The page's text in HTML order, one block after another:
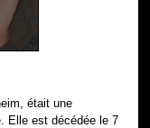
était une
Elle est décédée le 7